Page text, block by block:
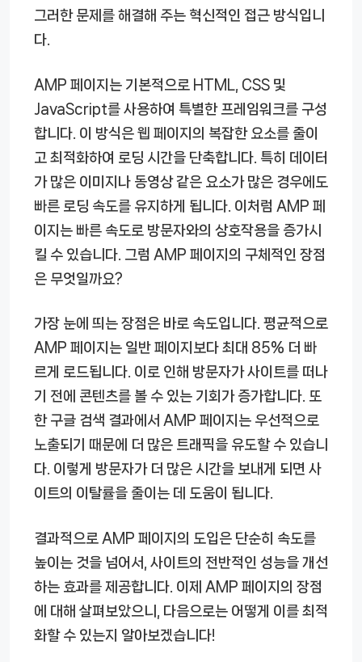
그러한 문제를 해결해 주는 혁신적인 접근 방식입니
다.
AMP 페이지는 기본적으로 HTML, CSS 및
JavaScript를 사용하여 특별한 프레임워크를 구성
합니다. 이 방식은 웹 페이지의 복잡한 요소를 줄이
고 최적화하여 로딩 시간을 단축합니다. 특히 데이터
가 많은 이미지나 동영상 같은 요소가 많은 경우에도
빠른 로딩 속도를 유지하게 됩니다. 이처럼 AMP 페
이지는 빠른 속도로 방문자와의 상호작용을 증가시
킬 수 있습니다. 그럼 AMP 페이지의 구체적인 장점
은 무엇일까요?
가장 눈에 띄는 장점은 바로 속도입니다. 평균적으로
AMP 페이지는 일반 페이지보다 최대 85% 더 빠
르게 로드됩니다. 이로 인해 방문자가 사이트를 떠나
기 전에 콘텐츠를 볼 수 있는 기회가 증가합니다. 또
한 구글 검색 결과에서 AMP 페이지는 우선적으로
노출되기 때문에 더 많은 트래픽을 유도할 수 있습니
다. 이렇게 방문자가 더 많은 시간을 보내게 되면 사
이트의 이탈률을 줄이는 데 도움이 됩니다.
결과적으로 AMP 페이지의 도입은 단순히 속도를
높이는 것을 넘어서, 사이트의 전반적인 성능을 개선
하는 효과를 제공합니다. 이제 AMP 페이지의 장점
에 대해 살펴보았으니, 다음으로는 어떻게 이를 최적
화할 수 있는지 알아보겠습니다!